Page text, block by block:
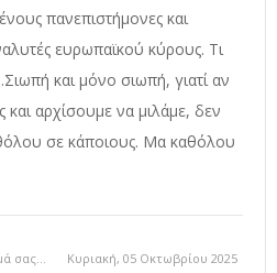
πανεπιστήμονες και
ευρωπαϊκού κύρους. Τι
και μόνο σιωπή, γιατί αν
και αρχίσουμε να μιλάμε, δεν
σε κάποιους. Μα καθόλου
σας...
Κυριακή, 05 Οκτωβρίου 2025